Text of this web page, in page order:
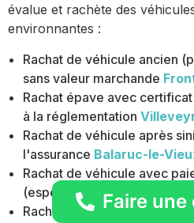
évalue et rachète des
environnantes :
Rachat de véhicule ancien
sans valeur marchande
Rachat épave avec
à la réglementation
Rachat de véhicule après
l'assurance Balaruc-le-
Rachat de véhicule avec
(espèces ou virement)
Rachat de véhicule avec
Faire